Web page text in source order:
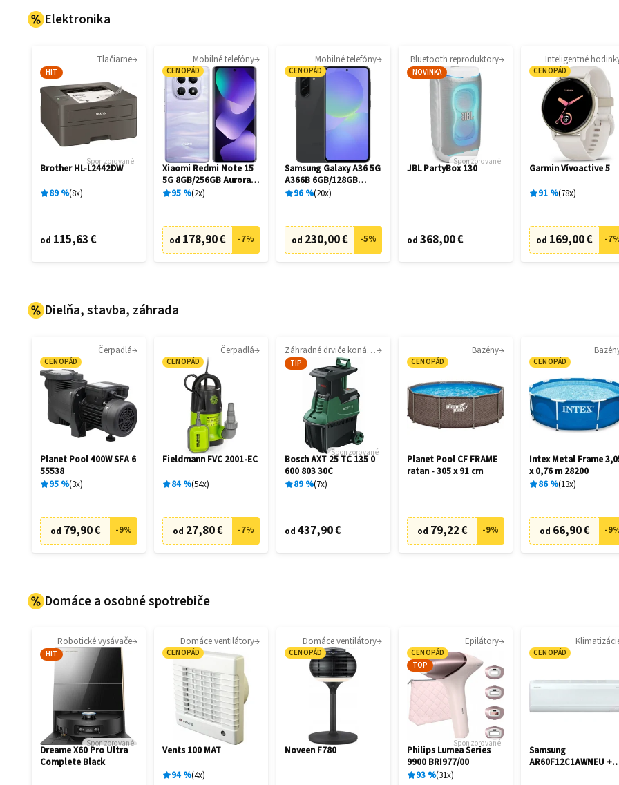
Elektronika
Tlačiarne
HIT
Sponzorované
Brother HL-L2442DW
89 % 8x
od 115,63 €
Mobilné telefóny
CENOPÁD
Xiaomi Redmi Note 15
5G 8GB/256GB Aurora
Purple
95 % 2x
od 178,90 € -7%
Mobilné telefóny
CENOPÁD
Samsung Galaxy A36 5G
A366B 6GB/128GB
Awesome Black
96 % 20x
od 230,00 € -5%
Bluetooth reproduktory
NOVINKA
Sponzorované
JBL PartyBox 130
od 368,00 €
Inteligentné
CENOPÁD
Garmin Vívoactive 5
91 % 78x
od 169,00 € -7
Dielňa, stavba, záhrada
Čerpadlá
CENOPÁD
Planet Pool 400W SFA 6
55538
95 % 3x
od 79,90 € -9%
Čerpadlá
CENOPÁD
Fieldmann FVC 2001-EC
84% 54x
od 27,80 € -7%
Záhradné drviče konárov
TIP
Sponzorované
Bosch AXT 25 TC 135 0
600 803 30C
89 % 7x
od 437,90 €
Bazény
CENOPÁD
Planet Pool CF FRAME
ratan - 305 x 91 cm
od 79,22 € -9%
CENOPÁD
Intex Metal Frame
x 0,76 m 28200
86 % 13x
od 66,90 € -9
Domáce a osobné spotrebiče
Robotické vysávače
HIT
Sponzorované
Dreame X60 Pro Ultra
Complete Black
Domáce ventilátory
CENOPÁD
Vents 100 MAT
94% 4x
Domáce ventilátory
CENOPÁD
Noveen F780
Epilátory
CENOPÁD
TOP
Sponzorované
Philips Lumea Series
9900 BRI977/00
93 % 31x
CENOPÁD
Samsung
AR60F12C1AWNEU +